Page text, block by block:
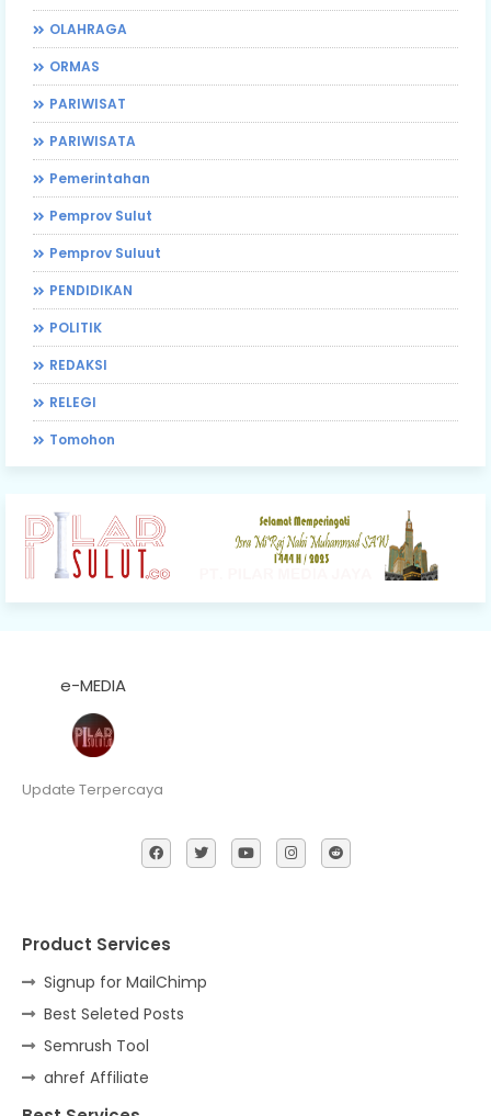
OLAHRAGA
ORMAS
PARIWISAT
PARIWISATA
Pemerintahan
Pemprov Sulut
Pemprov Suluut
PENDIDIKAN
POLITIK
REDAKSI
RELEGI
Tomohon
e-MEDIA
Update Terpercaya
Product Services
Signup for MailChimp
Best Seleted Posts
Semrush Tool
ahref Affiliate